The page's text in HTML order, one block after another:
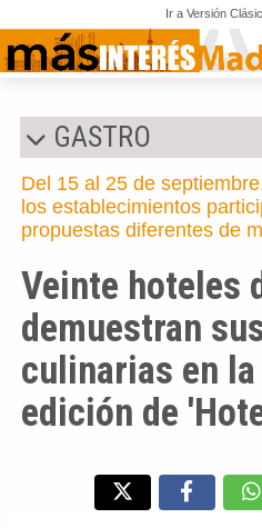
Ir a Versión
GASTRO
Del 15 al 25 de
los establecimientos
propuestas diferentes de
Veinte hoteles
demuestran
culinarias en
edición de